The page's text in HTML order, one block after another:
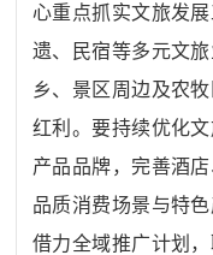
心重点抓实文旅发
遗、民宿等多元文
乡、景区周边及农
红利。要持续优化
产品品牌，完善酒
品质消费场景与特
借力全域推广计划